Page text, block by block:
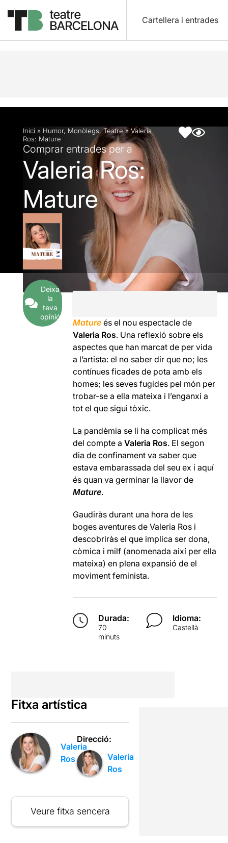
Cartellera i entrades
Descripció Fitxa artística
Inici » Humor, Monòlegs,Teatre» Valeria
Ros: Mature
Comprar entrades per a
Valeria Ros:
Mature
Deixa
la
teva
opinió
Mature és el nou espectacle de
Valeria Ros. Una reflexió sobre els
aspectes que han marcat de per vida
a l’artista: el no saber dir que no; les
contínues ficades de pota amb els
homes; les seves fugides pel món per
trobar-se a ella mateixa i l’enganxi a
tot el que sigui tòxic.
La pandèmia se li ha complicat més
del compte aValeria Ros. El segon
dia de confinament va saber que
estava embarassada del seu ex i aquí
és quan va germinar la llavor de
Mature.
Gaudiràs durant una hora de les
boges aventures de Valeria Ros i
descobriràs el que implica ser dona,
còmica i milf (anomenada així per ella
mateixa) en plena expansió de el
moviment feminista.
Durada:
70
minuts
Idioma:
Castellà
Fitxa artística
Valeria
Ros
Direcció:
Valeria
Ros
Veure fitxa sencera